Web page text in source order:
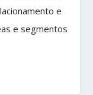
e
e segmentos